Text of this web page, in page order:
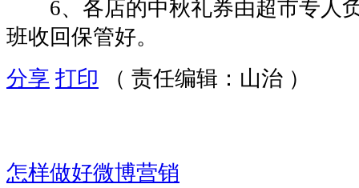
6、各店的中秋礼券由超市专人
班收回保管好。
分享 打印 （ 责任编辑：山治 ）
怎样做好微博营销